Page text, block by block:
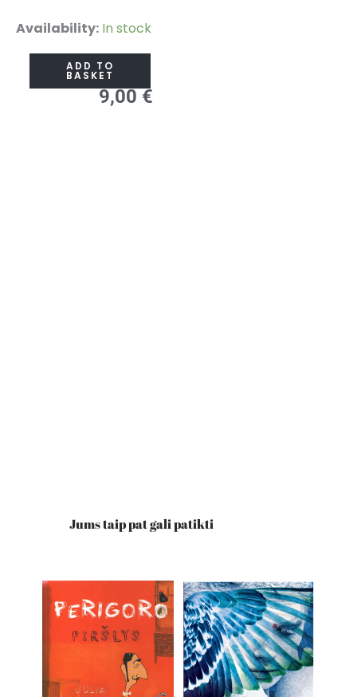
Availability: In stock
Paženklinti
amžiams
quantityADD TO
BASKET
9,00 €
Jums taip pat gali patikti